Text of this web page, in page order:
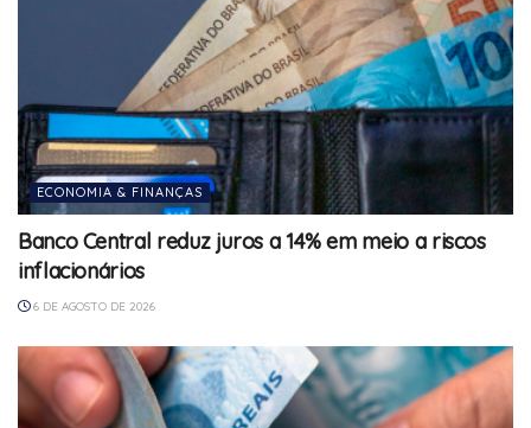
ECONOMIA & FINANÇAS
Banco Central reduz juros a 14% em meio a riscos
inflacionários
6 DE AGOSTO DE 2026